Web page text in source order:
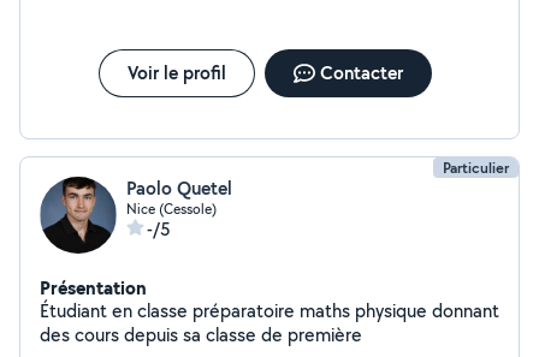
Voir le profil Contacter
Particulier
Paolo Quetel
Nice (Cessole)
-/5
Présentation
Étudiant en classe préparatoire maths physique donnant
des cours depuis sa classe de première